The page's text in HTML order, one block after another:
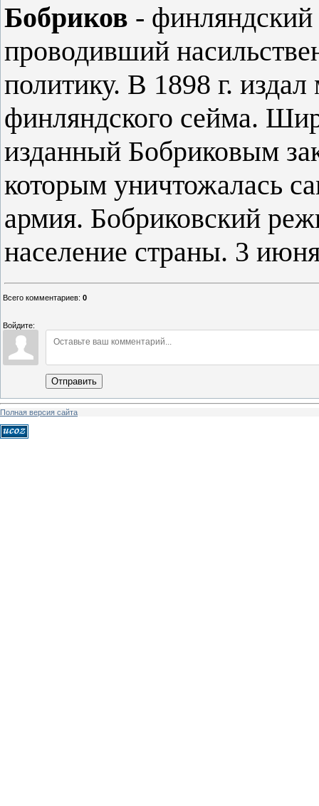
Бобриков - финляндский
проводивший
политику. В 1898 г.
финляндского сейма.
изданный Бобриковым
которым уничтожалась
армия. Бобриковский
население страны. 3
Всего комментариев: 0
Войдите:
Отправить
Полная версия сайта